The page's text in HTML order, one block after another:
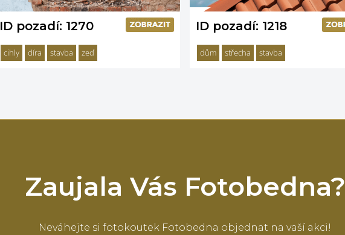
ID pozadí: 1270
cihly díra stavba zeď
ID pozadí: 1218
dům střecha stavba
Zaujala Vás Fotobedna?
Neváhejte si fotokoutek Fotobedna objednat na vaší akci!